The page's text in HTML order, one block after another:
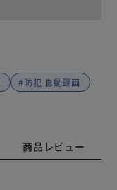
#防犯 自動録画
商品レビュー